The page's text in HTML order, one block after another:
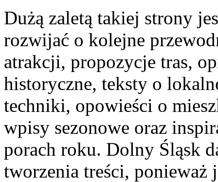
Dużą zaletą takiej strony
rozwijać o kolejne
atrakcji, propozycje tras,
historyczne, teksty o
techniki, opowieści o
wpisy sezonowe oraz
porach roku. Dolny Śląsk
tworzenia treści, ponieważ